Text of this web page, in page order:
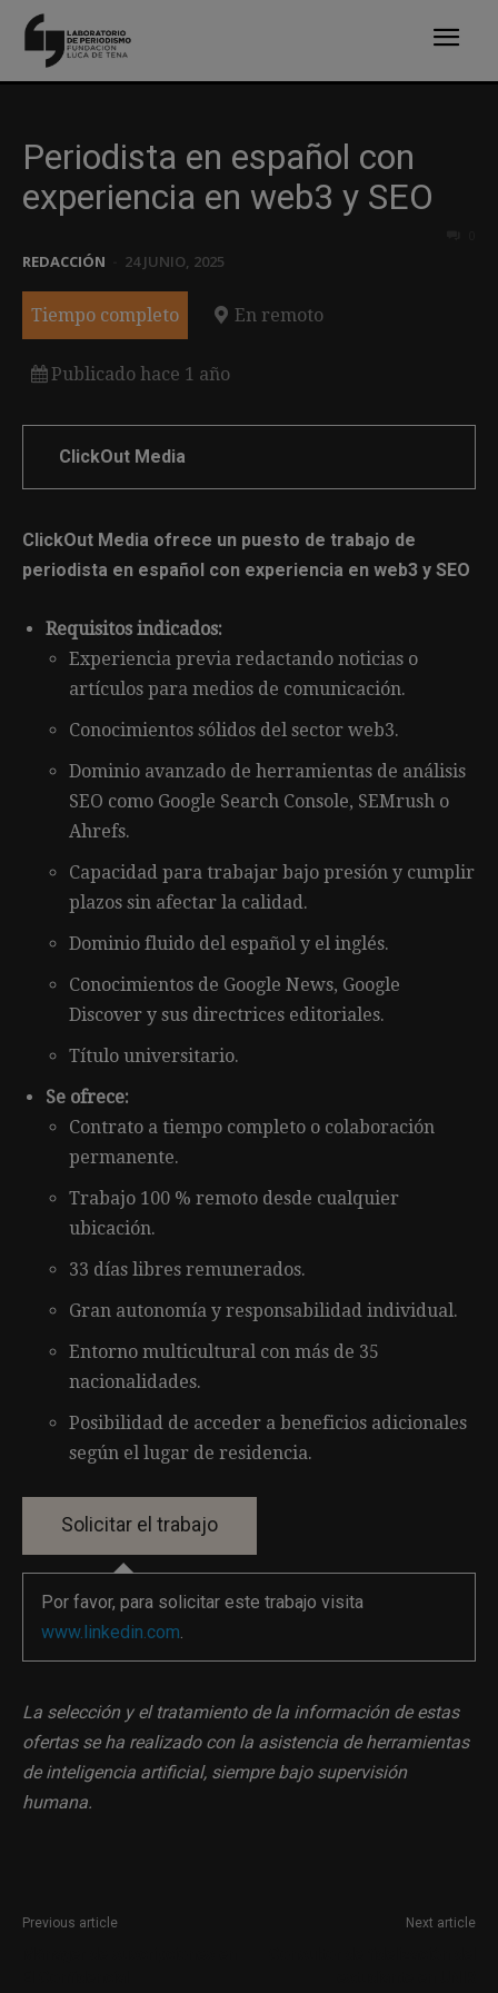
Periodista en español con
experiencia en web3 y SEO
REDACCIÓN 24 JUNIO, 2025
Tiempo completo En remoto
Publicado hace 1 año
ClickOut Media
ClickOut Media ofrece un puesto de trabajo de
periodista en español con experiencia en web3 y SEO
Requisitos indicados:
Experiencia previa redactando noticias o
artículos para medios de comunicación.
Conocimientos sólidos del sector web3.
Dominio avanzado de herramientas de análisis
SEO como Google Search Console, SEMrush o
Ahrefs.
Capacidad para trabajar bajo presión y cumplir
plazos sin afectar la calidad.
Dominio fluido del español y el inglés.
Conocimientos de Google News, Google
Discover y sus directrices editoriales.
Título universitario.
Se ofrece:
Contrato a tiempo completo o colaboración
permanente.
Trabajo 100 % remoto desde cualquier
ubicación.
33 días libres remunerados.
Gran autonomía y responsabilidad individual.
Entorno multicultural con más de 35
nacionalidades.
Posibilidad de acceder a beneficios adicionales
según el lugar de residencia.
Por favor, para solicitar este trabajo visita
www.linkedin.com.
La selección y el tratamiento de la información de estas
ofertas se ha realizado con la asistencia de herramientas
de inteligencia artificial, siempre bajo supervisión
humana.
Previous article Next article